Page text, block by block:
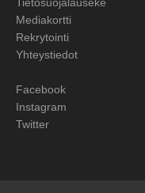
Tietosuojalauseke
Mediakortti
Rekrytointi
Yhteystiedot
Facebook
Instagram
Twitter